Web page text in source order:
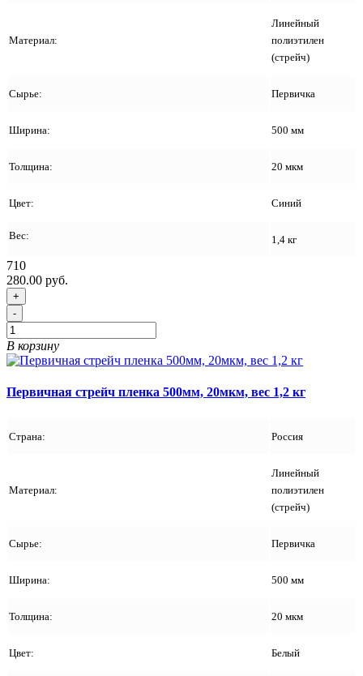
Материал:
Линейный
полиэтилен
(стрейч)
Сырье: Первичка
Ширина: 500 мм
Толщина: 20 мкм
Цвет: Синий
Вес: 1,4 кг
710
280.00 руб.
+
-
В корзину
Первичная стрейч пленка 500мм, 20мкм, вес 1,2 кг
Страна: Россия
Материал:
Линейный
полиэтилен
(стрейч)
Сырье: Первичка
Ширина: 500 мм
Толщина: 20 мкм
Цвет: Белый